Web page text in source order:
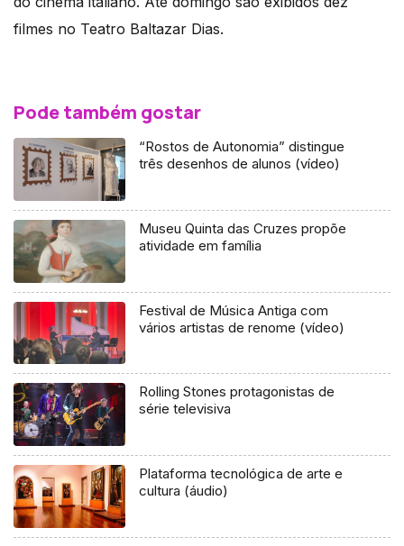
filmes no Teatro Baltazar Dias.
Pode também gostar
“Rostos de Autonomia” distingue
três desenhos de alunos (vídeo)
Museu Quinta das Cruzes propõe
atividade em família
Festival de Música Antiga com
vários artistas de renome (vídeo)
Rolling Stones protagonistas de
série televisiva
Plataforma tecnológica de arte e
cultura (áudio)